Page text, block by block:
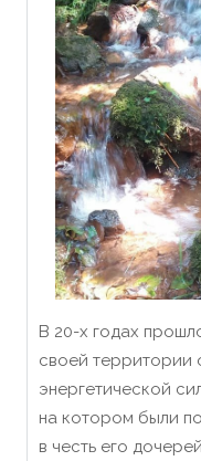
В 20-х годах
своей
энергетической
на котором были
в честь его